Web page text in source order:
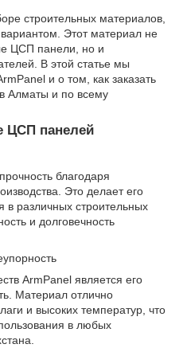
строительных материалов,
Этот материал не
ЦСП панели, но и
В этой статье мы
и о том, как заказать
Алматы и по всему
ЦСП панелей
благодаря
Это делает его
в различных строительных
и долговечность
ArmPanel является его
Материал отлично
и высоких температур, что
в любых